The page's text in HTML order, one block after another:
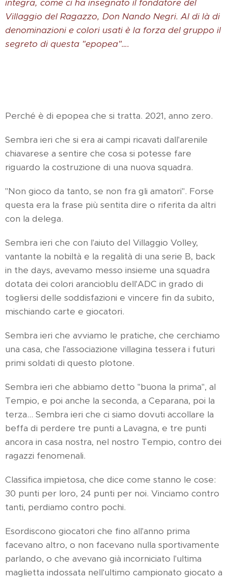
integra, come ci ha insegnato il fondatore del
Villaggio del Ragazzo, Don Nando Negri. Al di là di
denominazioni e colori usati è la forza del gruppo il
segreto di questa "epopea"….
Perché è di epopea che si tratta. 2021, anno zero.
Sembra ieri che si era ai campi ricavati dall'arenile
chiavarese a sentire che cosa si potesse fare
riguardo la costruzione di una nuova squadra.
"Non gioco da tanto, se non fra gli amatori". Forse
questa era la frase più sentita dire o riferita da altri
con la delega.
Sembra ieri che con l'aiuto del Villaggio Volley,
vantante la nobiltà e la regalità di una serie B, back
in the days, avevamo messo insieme una squadra
dotata dei colori arancioblu dell'ADC in grado di
togliersi delle soddisfazioni e vincere fin da subito,
mischiando carte e giocatori.
Sembra ieri che avviamo le pratiche, che cerchiamo
una casa, che l'associazione villagina tessera i futuri
primi soldati di questo plotone.
Sembra ieri che abbiamo detto "buona la prima", al
Tempio, e poi anche la seconda, a Ceparana, poi la
terza… Sembra ieri che ci siamo dovuti accollare la
beffa di perdere tre punti a Lavagna, e tre punti
ancora in casa nostra, nel nostro Tempio, contro dei
ragazzi fenomenali.
Classifica impietosa, che dice come stanno le cose:
30 punti per loro, 24 punti per noi. Vinciamo contro
tanti, perdiamo contro pochi.
Esordiscono giocatori che fino all'anno prima
facevano altro, o non facevano nulla sportivamente
parlando, o che avevano già incorniciato l'ultima
maglietta indossata nell'ultimo campionato giocato a